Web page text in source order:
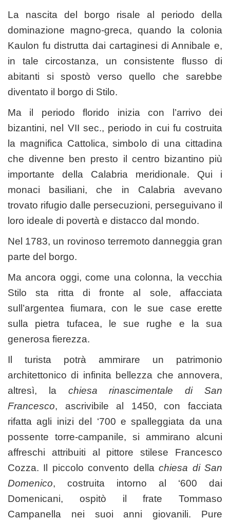
La nascita del borgo risale al periodo della
dominazione magno-greca, quando la colonia
Kaulon fu distrutta dai cartaginesi di Annibale e,
in tale circostanza, un consistente flusso di
abitanti si spostò verso quello che sarebbe
diventato il borgo di Stilo.
Ma il periodo florido inizia con l’arrivo dei
bizantini, nel VII sec., periodo in cui fu costruita
la magnifica Cattolica, simbolo di una cittadina
che divenne ben presto il centro bizantino più
importante della Calabria meridionale. Qui i
monaci basiliani, che in Calabria avevano
trovato rifugio dalle persecuzioni, perseguivano il
loro ideale di povertà e distacco dal mondo.
Nel 1783, un rovinoso terremoto danneggia gran
parte del borgo.
Ma ancora oggi, come una colonna, la vecchia
Stilo sta ritta di fronte al sole, affacciata
sull’argentea fiumara, con le sue case erette
sulla pietra tufacea, le sue rughe e la sua
generosa fierezza.
Il turista potrà ammirare un patrimonio
architettonico di infinita bellezza che annovera,
altresì, la chiesa rinascimentale di San
Francesco, ascrivibile al 1450, con facciata
rifatta agli inizi del ‘700 e spalleggiata da una
possente torre-campanile, si ammirano alcuni
affreschi attribuiti al pittore stilese Francesco
Cozza. Il piccolo convento dellachiesa di San
Domenico, costruita intorno al ‘600 dai
Domenicani, ospitò il frate Tommaso
Campanella nei suoi anni giovanili. Pure